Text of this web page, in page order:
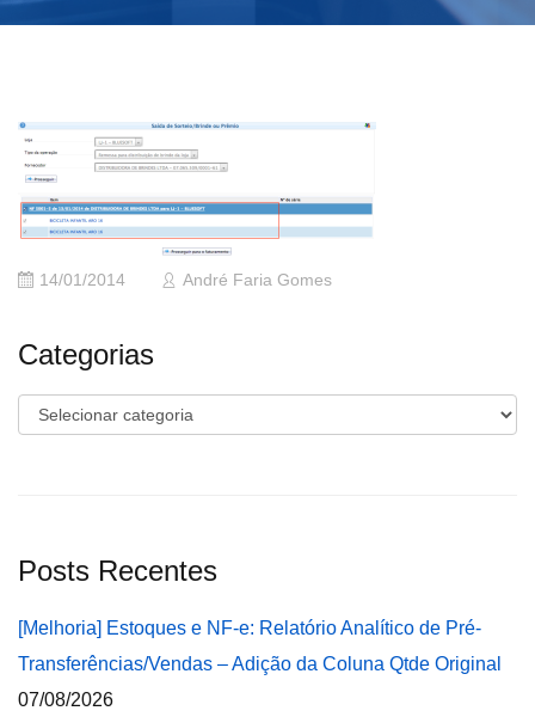
14/01/2014 André Faria Gomes
Categorias
Categorias
Posts Recentes
[Melhoria] Estoques e NF-e: Relatório Analítico de Pré-
Transferências/Vendas – Adição da Coluna Qtde Original
07/08/2026